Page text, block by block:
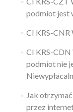
podmiot jest
CI KRS-CNR
CI KRS-CDN
podmiot nie
Jak
przez